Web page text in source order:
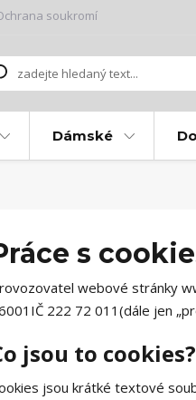
soukromí
Dámské
s
webové stránky
IČ 222 72 011 (dále jen
jsou to cookies?
jsou krátké textové